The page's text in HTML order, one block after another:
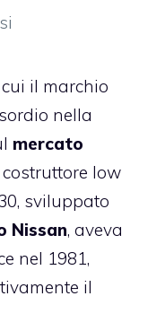
il marchio
nella
mercato
low
sviluppato
Nissan, aveva
nel 1981,
il